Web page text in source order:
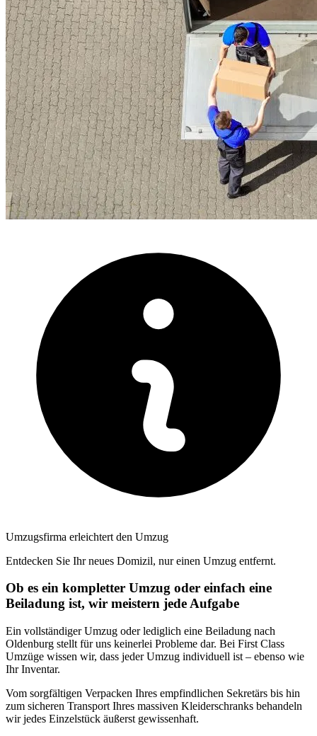
Umzugsfirma erleichtert den Umzug
Entdecken Sie Ihr neues Domizil, nur einen Umzug entfernt.
Ob es ein kompletter Umzug oder einfach eine
Beiladung ist, wir meistern jede Aufgabe
Ein vollständiger Umzug oder lediglich eine Beiladung nach
Oldenburg stellt für uns keinerlei Probleme dar. Bei First Class
Umzüge wissen wir, dass jeder Umzug individuell ist – ebenso wie
Ihr Inventar.
Vom sorgfältigen Verpacken Ihres empfindlichen Sekretärs bis hin
zum sicheren Transport Ihres massiven Kleiderschranks behandeln
wir jedes Einzelstück äußerst gewissenhaft.